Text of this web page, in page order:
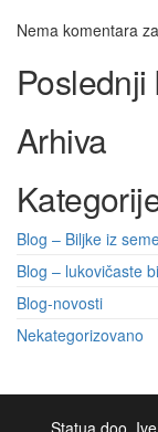
Nema komentara
Poslednji
Arhiva
Blog – Biljke iz
Blog – lukovičaste
Blog-novosti
Nekategorizovano
Statua doo,